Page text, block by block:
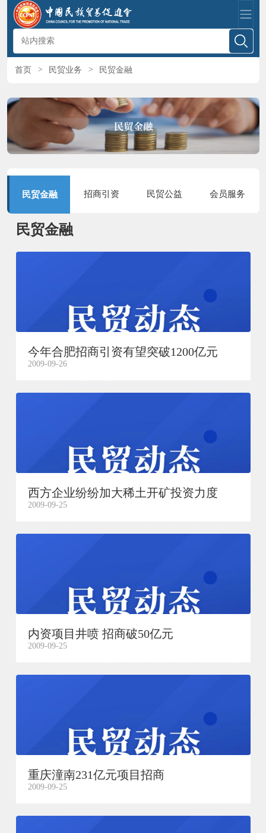
首页 > 民贸业务 > 民贸金融
民贸金融 招商引资 民贸公益 会员服务
民贸金融
今年合肥招商引资有望突破1200亿元
2009-09-26
西方企业纷纷加大稀土开矿投资力度
2009-09-25
内资项目井喷 招商破50亿元
2009-09-25
重庆潼南231亿元项目招商
2009-09-25